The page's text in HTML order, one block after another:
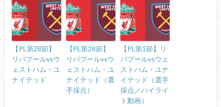
【PL第28節】
リバプールvsウ
ェストハム・ユ
ナイテッド
【PL第28節】
リバプールvsウ
ェストハム・ユ
ナイテッド（選
手採点）
【PL第1節】リ
バプールvsウェ
ストハム・ユナ
イテッド（選手
採点／ハイライ
ト動画）